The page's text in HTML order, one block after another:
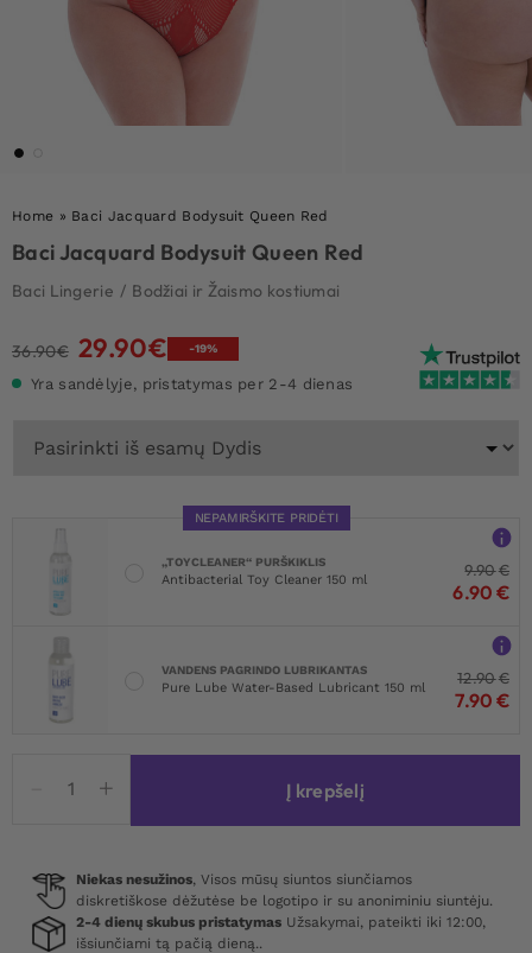
Home » Baci Jacquard Bodysuit Queen Red
Baci Jacquard Bodysuit Queen Red
Baci Lingerie / Bodžiai ir Žaismo kostiumai
36.90€ Original
was:
29.90€Current
-19%
Yra sandėlyje, pristatymas per 2-4 dienas
NEPAMIRŠKITE PRIDĖTI
„TOYCLEANER“ PURŠKIKLIS
Antibacterial Toy Cleaner 150 ml
9.90€
6.90 €
VANDENS PAGRINDO LUBRIKANTAS
Pure Lube Water-Based Lubricant 150 ml
12.90€
7.90 €
kiekis:
Bodysuit
Queen
Red
Į krepšelį
Niekas nesužinos, Visos mūsų siuntos siunčiamos
diskretiškose dėžutėse be logotipo ir su anoniminiu siuntėju.
2-4 dienų skubus pristatymas Užsakymai, pateikti iki 12:00,
išsiunčiami tą pačią dieną..